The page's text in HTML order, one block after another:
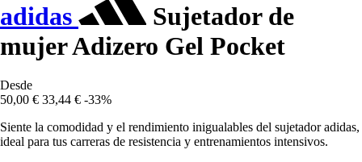
adidas
Sujetador de
mujer Adizero Gel Pocket
Desde
50,00 € 33,44 € -33%
Siente la comodidad y el rendimiento inigualables del sujetador adidas,
ideal para tus carreras de resistencia y entrenamientos intensivos.